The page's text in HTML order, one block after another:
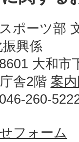
ポーツ部
興係
大和市
舎2階 案
260-
フォーム